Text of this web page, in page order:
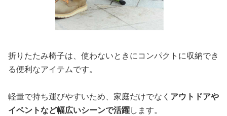
折りたたみ椅子は、使わないときにコンパクトに収納でき
る便利なアイテムです。
軽量で持ち運びやすいため、家庭だけでなく アウトドアや
イベントなど幅広いシーンで活躍します。